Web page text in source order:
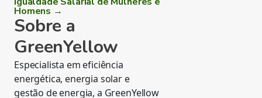
Homens →
Sobre a
GreenYellow
Especialista em eficiência
energética, energia solar e
gestão de energia, a GreenYellow